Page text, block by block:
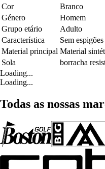
Cor
Branco
Género
Homem
Grupo etário
Adulto
Característica
Sem espigões
Material principal Material
Sola
borracha
Loading...
Loading...
Todas as nossas